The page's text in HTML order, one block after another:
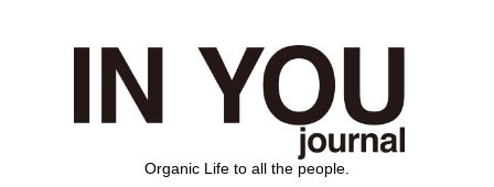
Organic Life to all the people.